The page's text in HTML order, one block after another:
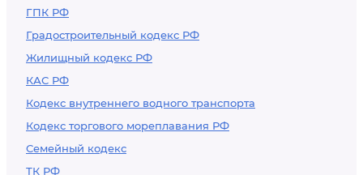
ГПК РФ
Градостроительный кодекс РФ
Жилищный кодекс РФ
КАС РФ
Кодекс внутреннего водного транспорта
Кодекс торгового мореплавания РФ
Семейный кодекс
ТК РФ